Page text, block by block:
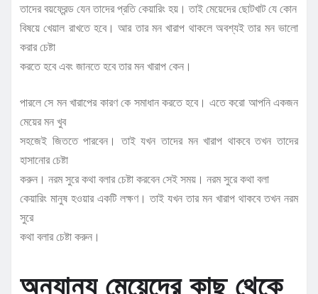
তাদের বয়ফ্রেন্ড যেন তাদের প্রতি কেয়ারিং হয়। তাই মেয়েদের ছোটখাট যে কোন
বিষয়ে খেয়াল রাখতে হবে। আর তার মন খারাপ থাকলে অবশ্যই তার মন ভালো
করার চেষ্টা
করতে হবে এবং জানতে হবে তার মন খারাপ কেন।
পারলে সে মন খারাপের কারণ কে সমাধান করতে হবে। এতে করো আপনি একজন
মেয়ের মন খুব
সহজেই জিততে পারবেন। তাই যখন তাদের মন খারাপ থাকবে তখন তাদের
হাসানোর চেষ্টা
করুন। নরম সুরে কথা বলার চেষ্টা করবেন সেই সময়। নরম সুরে কথা বলা
কেয়ারিং মানুষ হওয়ার একটি লক্ষণ। তাই যখন তার মন খারাপ থাকবে তখন নরম
সুরে
কথা বলার চেষ্টা করুন।
অন্যান্য মেয়েদের কাছ থেকে